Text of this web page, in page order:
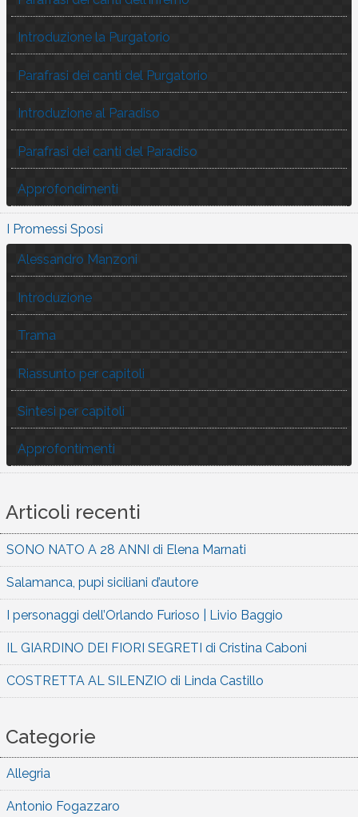
Introduzione la Purgatorio
Parafrasi dei canti del Purgatorio
Introduzione al Paradiso
Parafrasi dei canti del Paradiso
Approfondimenti
I Promessi Sposi
Alessandro Manzoni
Introduzione
Trama
Riassunto per capitoli
Sintesi per capitoli
Approfontimenti
Articoli recenti
SONO NATO A 28 ANNI di Elena Marnati
Salamanca, pupi siciliani d’autore
I personaggi dell’Orlando Furioso | Livio Baggio
IL GIARDINO DEI FIORI SEGRETI di Cristina Caboni
COSTRETTA AL SILENZIO di Linda Castillo
Categorie
Allegria
Antonio Fogazzaro